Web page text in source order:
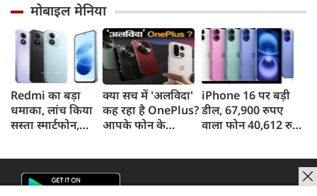
पेलेट से नहीं डरे, इससे
भी नहीं डरेंगे
हैरान करने वाला
तरीका आया सामने
हमला, बोले- अब
बहुत देर हो गई!
रुपए
मोबाइल मेनिया
Redmi का बड़ा
धमाका, लांच किया
सस्ता स्मार्टफोन,
क्या सच में 'अलविदा'
कह रहा है OnePlus?
आपके फोन के
iPhone 16 पर बड़ी
डील, 67,900 रुपए
वाला फोन 40,612 रुपए